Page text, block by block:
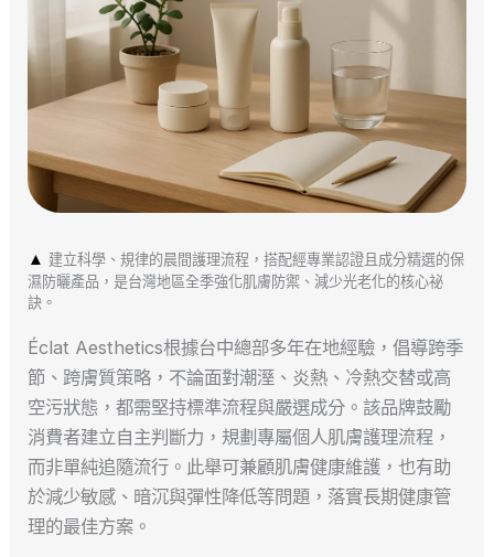
▲ 建立科學、規律的晨間護理流程，搭配經專業認證且成分精選的保
濕防曬產品，是台灣地區全季強化肌膚防禦、減少光老化的核心祕
訣。
Éclat Aesthetics根據台中總部多年在地經驗，倡導跨季
節、跨膚質策略，不論面對潮溼、炎熱、冷熱交替或高
空污狀態，都需堅持標準流程與嚴選成分。該品牌鼓勵
消費者建立自主判斷力，規劃專屬個人肌膚護理流程，
而非單純追隨流行。此舉可兼顧肌膚健康維護，也有助
於減少敏感、暗沉與彈性降低等問題，落實長期健康管
理的最佳方案。